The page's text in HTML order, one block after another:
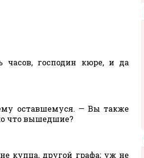
господин кюре, и да
оставшемуся. — Вы также
что вышедшие?
купца, другой графа; уж не